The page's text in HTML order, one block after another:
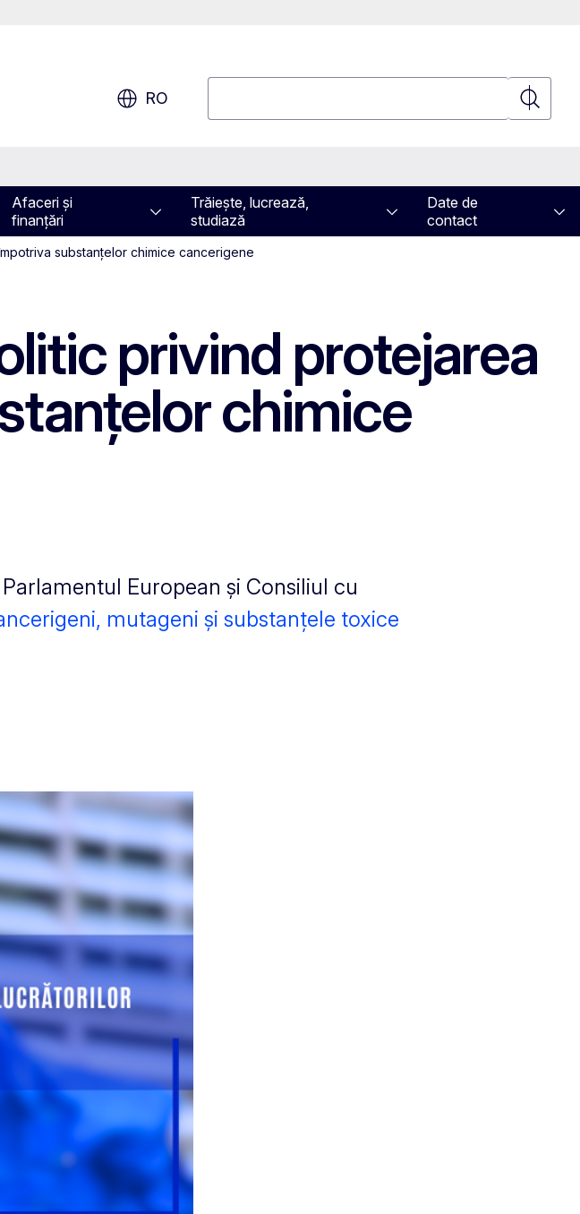
RO
Căutați
Afaceri și
finanțări
Trăiește, lucrează,
studiază
Date de
contact
substanțelor chimice cancerigene
privind protejarea
chimice
European și Consiliul cu
mutageni și substanțele toxice